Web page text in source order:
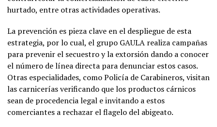
hurtado, entre otras actividades operativas.
La prevención es pieza clave en el despliegue de esta
estrategia, por lo cual, el grupo GAULA realiza campañas
para prevenir el secuestro y la extorsión dando a conocer
el número de línea directa para denunciar estos casos.
Otras especialidades, como Policía de Carabineros, visitan
las carnicerías verificando que los productos cárnicos
sean de procedencia legal e invitando a estos
comerciantes a rechazar el flagelo del abigeato.